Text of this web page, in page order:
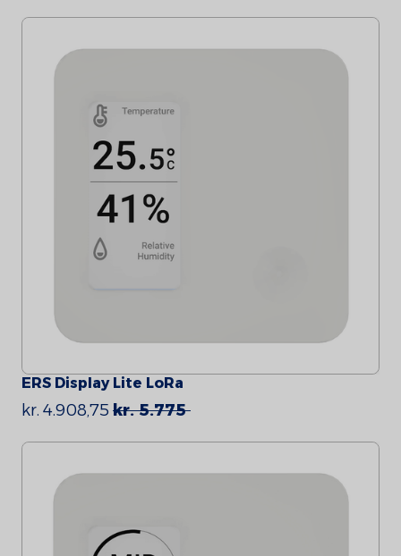
ERS Display Lite LoRa
kr. 4.908,75 kr. 5.775